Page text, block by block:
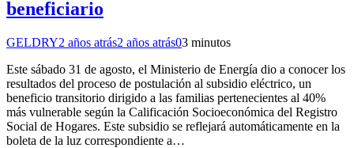
beneficiario
GELDRY2 años atrás2 años atrás03 minutos
Este sábado 31 de agosto, el Ministerio de Energía dio a conocer los
resultados del proceso de postulación al subsidio eléctrico, un
beneficio transitorio dirigido a las familias pertenecientes al 40%
más vulnerable según la Calificación Socioeconómica del Registro
Social de Hogares. Este subsidio se reflejará automáticamente en la
boleta de la luz correspondiente a…